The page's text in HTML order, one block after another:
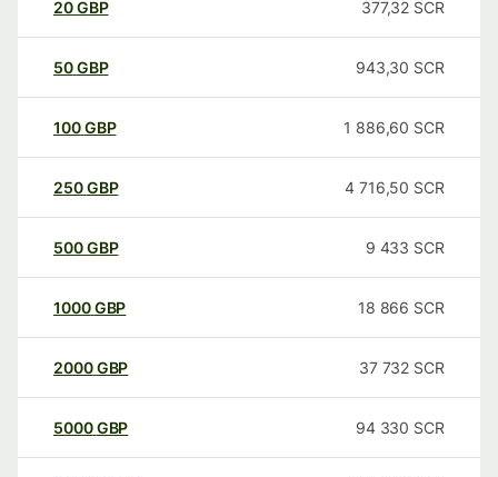
20GBP 377,32 SCR
50GBP 943,30 SCR
100GBP 1 886,60 SCR
250GBP 4 716,50 SCR
500GBP 9 433 SCR
1000GBP 18 866 SCR
2000GBP 37 732 SCR
5000GBP 94 330 SCR